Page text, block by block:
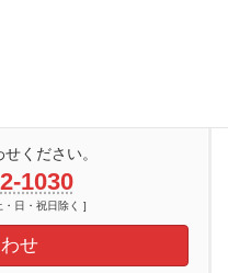
ください。
1030
日・祝日除く ]
せ